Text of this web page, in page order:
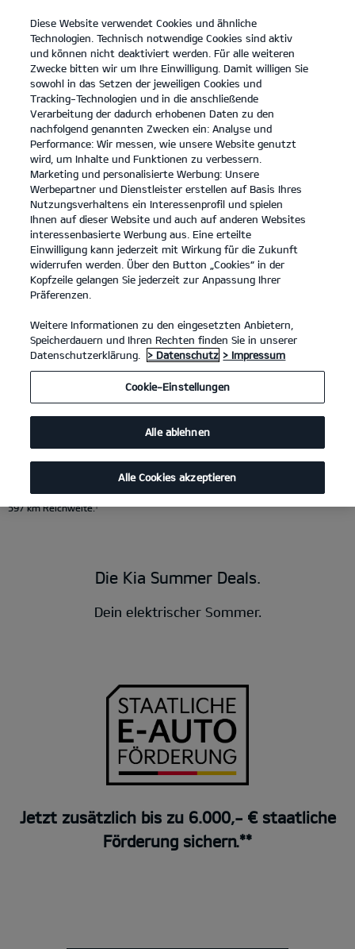
open
menu
KONTAKT
Kia EV4 81.4-kWh-Batterie, FWD GT-Line
(Strom/Reduktionsgetriebe); 150
kW (204 PS): Stromverbrauch kombiniert 15,8 kWh/100 km; CO₂-Emissionen
kombiniert 0 g/km; CO₂-Klasse A. Bis zu 584 km Reichweite.
Kia EV2 Frontantrieb, 4-Sitzer, 61,0-kWh-Batterie GT-Line
(Strom/Reduktionsgetriebe); 99.5 kW (135 PS): Stromverbrauch kombiniert
(Strom/Reduktionsgetriebe); 150 kW (204 PS): Stromverbrauch kombiniert
16,2 kWh/100 km; CO₂-Emissionen kombiniert 0 g/km; CO₂-Klasse A. Bis zu
597 km Reichweite.1
Die Kia Summer Deals.
Dein elektrischer Sommer.
Jetzt zusätzlich bis zu 6.000,- € staatliche
Förderung sichern.**
Diese Website verwendet Cookies und ähnliche
Technologien. Technisch notwendige Cookies sind aktiv
und können nicht deaktiviert werden. Für alle weiteren
Zwecke bitten wir um Ihre Einwilligung. Damit willigen Sie
sowohl in das Setzen der jeweiligen Cookies und
Tracking-Technologien und in die anschließende
Verarbeitung der dadurch erhobenen Daten zu den
nachfolgend genannten Zwecken ein: Analyse und
Performance: Wir messen, wie unsere Website genutzt
wird, um Inhalte und Funktionen zu verbessern.
Marketing und personalisierte Werbung: Unsere
Werbepartner und Dienstleister erstellen auf Basis Ihres
Nutzungsverhaltens ein Interessenprofil und spielen
Ihnen auf dieser Website und auch auf anderen Websites
interessenbasierte Werbung aus. Eine erteilte
Einwilligung kann jederzeit mit Wirkung für die Zukunft
widerrufen werden. Über den Button „Cookies“ in der
Kopfzeile gelangen Sie jederzeit zur Anpassung Ihrer
Präferenzen.
Weitere Informationen zu den eingesetzten Anbietern,
Speicherdauern und Ihren Rechten finden Sie in unserer
Datenschutzerklärung.
> Datenschutz > Impressum
Cookie-Einstellungen
Alle ablehnen
Alle Cookies akzeptieren